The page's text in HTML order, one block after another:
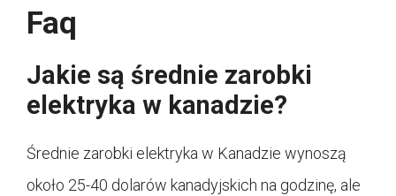
Faq
Jakie są średnie zarobki
elektryka w kanadzie?
Średnie zarobki elektryka w Kanadzie wynoszą
około 25-40 dolarów kanadyjskich na godzinę, ale